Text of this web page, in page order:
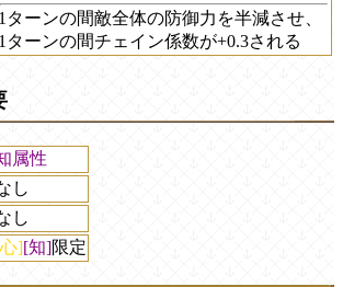
1ターンの間敵全体の防御力を半減させ、
1ターンの間チェイン係数が+0.3される
属性
し
し
][知]限定